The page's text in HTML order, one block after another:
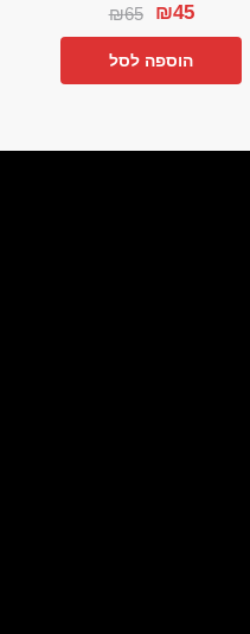
₪65 ₪45
הוספה לסל